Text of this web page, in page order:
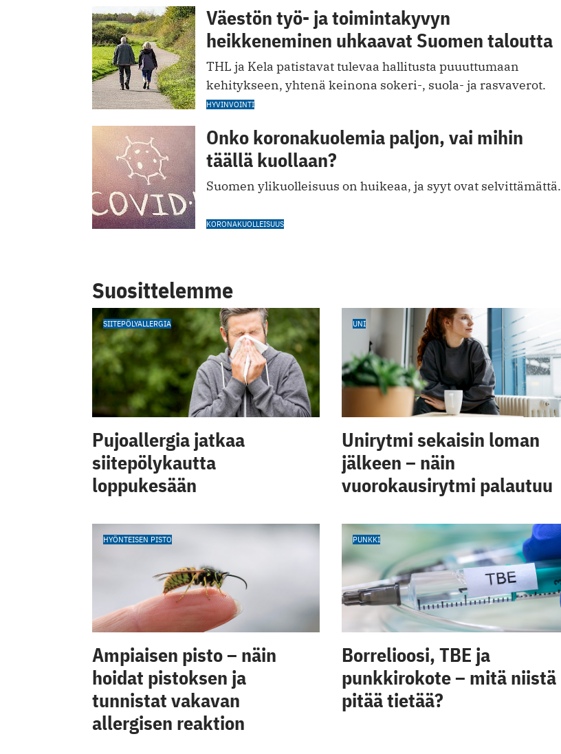
Väestön työ- ja toimintakyvyn
heikkeneminen uhkaavat Suomen taloutta
THL ja Kela patistavat tulevaa hallitusta puuuttumaan
kehitykseen, yhtenä keinona sokeri-, suola- ja rasvaverot.
HYVINVOINTI
Onko koronakuolemia paljon, vai mihin
täällä kuollaan?
Suomen ylikuolleisuus on huikeaa, ja syyt ovat selvittämättä.
KORONAKUOLLEISUUS
Suosittelemme
SIITEPÖLYALLERGIA
Pujoallergia jatkaa
siitepölykautta
loppukesään
UNI
Unirytmi sekaisin loman
jälkeen – näin
vuorokausirytmi palautuu
HYÖNTEISEN PISTO
Ampiaisen pisto – näin
hoidat pistoksen ja
tunnistat vakavan
allergisen reaktion
PUNKKI
Borrelioosi, TBE ja
punkkirokote – mitä niistä
pitää tietää?